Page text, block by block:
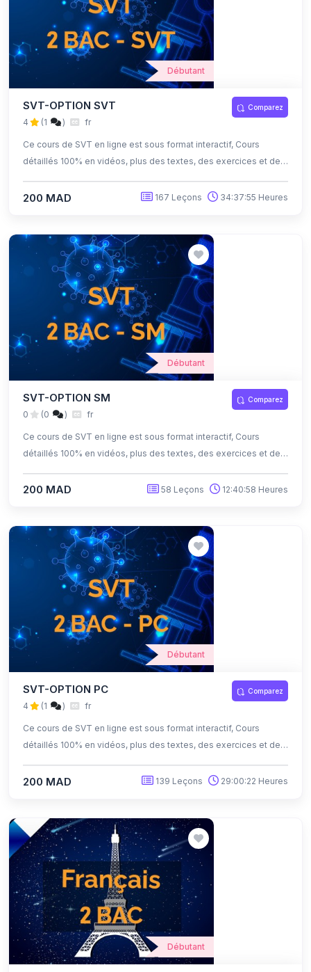
Débutant
SVT-OPTION SVT Comparez
4 (1 ) fr
Ce cours de SVT en ligne est sous format interactif, Cours
détaillés 100% en vidéos, plus des textes, des exercices et des
d'apprendre à son propre rythme grâce à l'auto-apprentissage
200 MAD 167 Leçons 34:37:55 Heures
Débutant
SVT-OPTION SM Comparez
0 (0 ) fr
Ce cours de SVT en ligne est sous format interactif, Cours
détaillés 100% en vidéos, plus des textes, des exercices et des
d'apprendre à son propre rythme grâce à l'auto-apprentissage
200 MAD 58 Leçons 12:40:58 Heures
Débutant
SVT-OPTION PC Comparez
4 (1 ) fr
Ce cours de SVT en ligne est sous format interactif, Cours
détaillés 100% en vidéos, plus des textes, des exercices et des
d'apprendre à son propre rythme grâce à l'auto-apprentissage
200 MAD 139 Leçons 29:00:22 Heures
Débutant